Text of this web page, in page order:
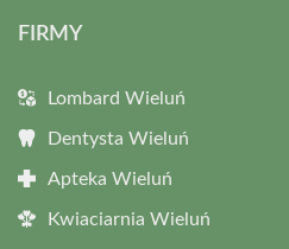
FIRMY
Lombard Wieluń
Dentysta Wieluń
Apteka Wieluń
Kwiaciarnia Wieluń